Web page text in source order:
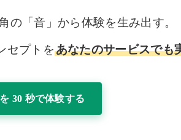
の「音」から体験を生み出す。
セプトをあなたのサービスでも
30 秒で体験する